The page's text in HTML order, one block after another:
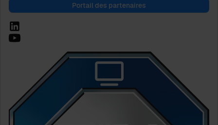
Portail des partenaires